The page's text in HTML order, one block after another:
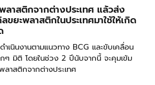
ลาสติกจากต่างประเทศ แล้วส่ง
ลขยะพลาสติกในประเทศมาใช้ให้เกิด
ำเนินงานตามแนวทาง BCG และขับเคลื่อน
ๆ มิติ โดยในช่วง 2 ปีนับจากนี้ จะคุมเข้ม
ลาสติกจากต่างประเทศ